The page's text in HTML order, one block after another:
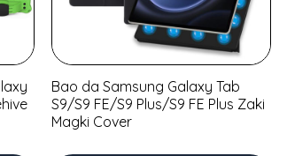
Bao da Samsung Galaxy Tab
S9/S9 FE/S9 Plus/S9 FE Plus Zaki
Magki Cover